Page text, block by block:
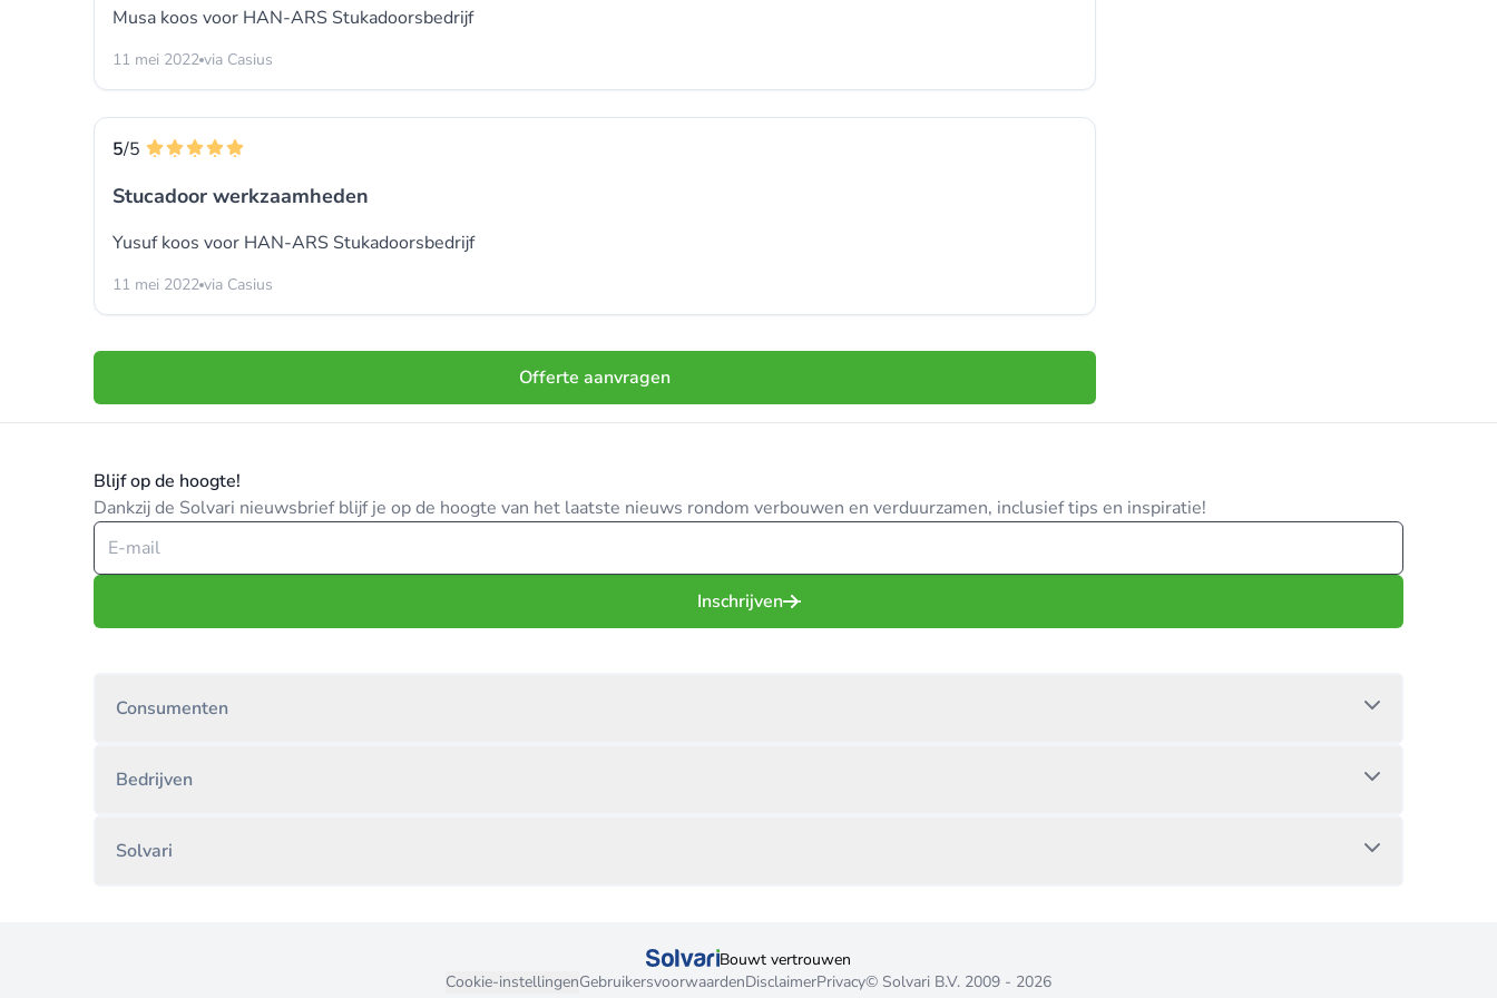
Musa koos voor HAN-ARS Stukadoorsbedrijf
11 mei 2022 via Casius
5/5
Stucadoor werkzaamheden
Yusuf koos voor HAN-ARS Stukadoorsbedrijf
11 mei 2022 via Casius
Offerte aanvragen
Blijf op de hoogte!
Dankzij de Solvari nieuwsbrief blijf je op de hoogte van het laatste nieuws rondom verbouwen en verduurzamen, inclusief tips en inspiratie!
Inschrijven
Consumenten
Bedrijven
Solvari
Bouwt vertrouwen
Cookie-instellingenGebruikersvoorwaardenDisclaimerPrivacy© Solvari B.V. 2009 - 2026